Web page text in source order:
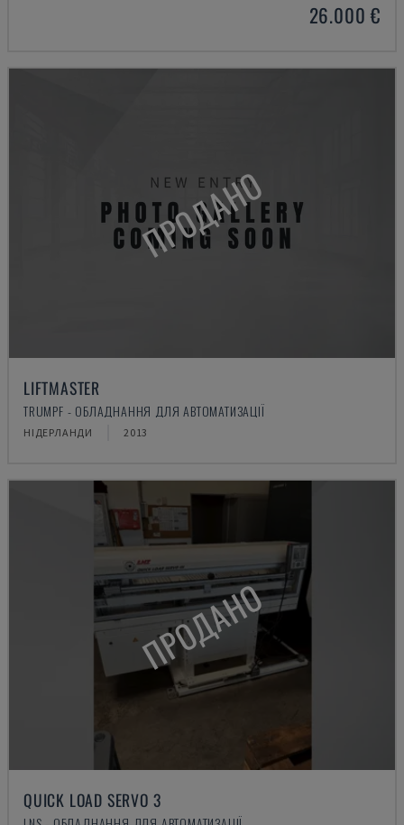
26.000 €
ПРОДАНО
LIFTMASTER
TRUMPF - ОБЛАДНАННЯ ДЛЯ АВТОМАТИЗАЦІЇ
НІДЕРЛАНДИ 2013
ПРОДАНО
QUICK LOAD SERVO 3